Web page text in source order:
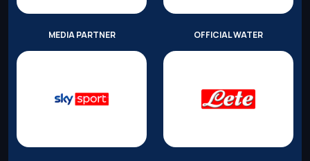
MEDIA PARTNER OFFICIAL WATER